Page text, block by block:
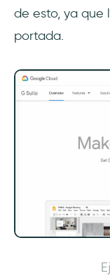
de esto, ya que
portada.